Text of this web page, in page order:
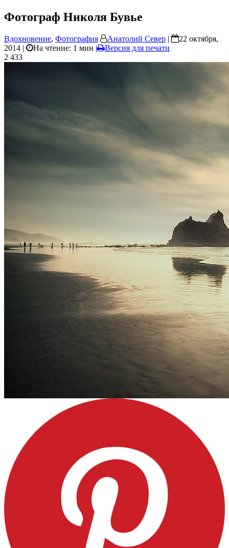
Фотограф Николя Бувье
Вдохновение, Фотография Анатолий Север |
22 октября,
2014 |
На чтение: 1 мин |
Версия для печати
2 433